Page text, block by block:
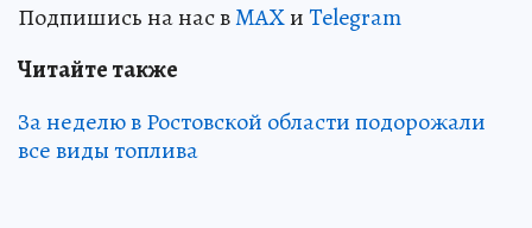
Подпишись на нас вMAXиTelegram
Читайте также
За неделю в Ростовской области подорожали
все виды топлива